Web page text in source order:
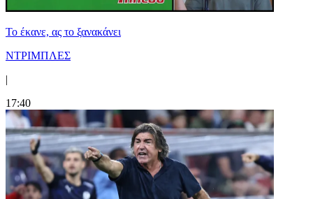
Το έκανε, ας το ξανακάνει
ΝΤΡΙΜΠΛΕΣ
|
17:40